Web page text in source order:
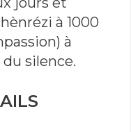
à 1000
à
silence.